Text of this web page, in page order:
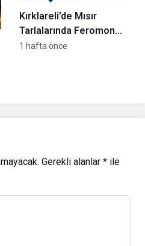
Kırklareli’de Mısır
Tarlalarında Feromon
Tuzaklarıyla Verim
1 hafta önce
Gerekli alanlar * ile